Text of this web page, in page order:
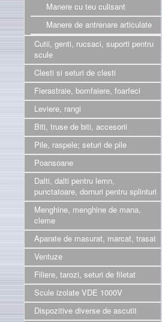
Manere cu teu culisant
Manere de antrenare articulate
Cutii, genti, rucsaci, suporti pentru
scule
Clesti si seturi de clesti
Fierastraie, bomfaiere, foarfeci
Leviere, rangi
Biti, truse de biti, accesorii
Pile, raspele; seturi de pile
Poansoane
Dalti, dalti pentru lemn,
punctatoare, dornuri pentru splinturi
Menghine, menghine de mana,
cleme
Aparate de masurat, marcat, trasat
Ventuze
Filiere, tarozi, seturi de filetat
Scule izolate VDE 1000V
Dispozitive diverse de ascutit